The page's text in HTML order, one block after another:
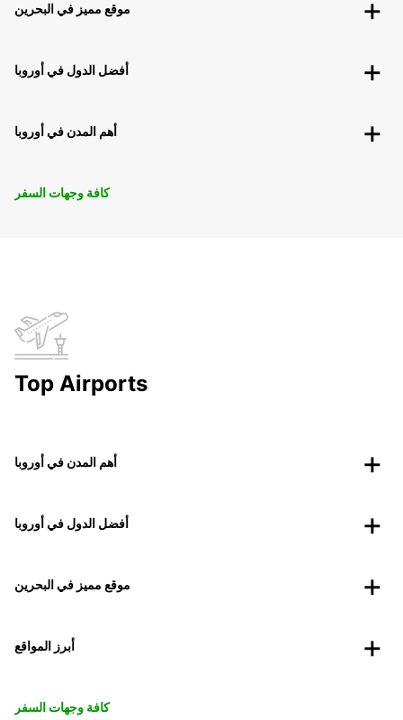
موقع مميز في البحرين
أفضل الدول في أوروبا
أهم المدن في أوروبا
كافة وجهات السفر
Top Airports
أهم المدن في أوروبا
أفضل الدول في أوروبا
موقع مميز في البحرين
أبرز المواقع
كافة وجهات السفر